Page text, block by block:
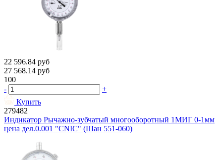
22 596.84 руб
27 568.14 руб
100
-
+
Купить
279482
Индикатор Рычажно-зубчатый многооборотный 1МИГ 0-1мм
цена дел.0.001 "CNIC" (Шан 551-060)